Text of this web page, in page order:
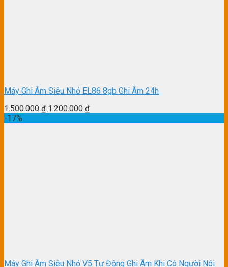
Máy Ghi Âm Siêu Nhỏ EL86 8gb Ghi Âm 24h
1.500.000₫ 1.200.000 ₫
-17%
Máy Ghi Âm Siêu Nhỏ V5 Tự Động Ghi Âm Khi Có Người Nói